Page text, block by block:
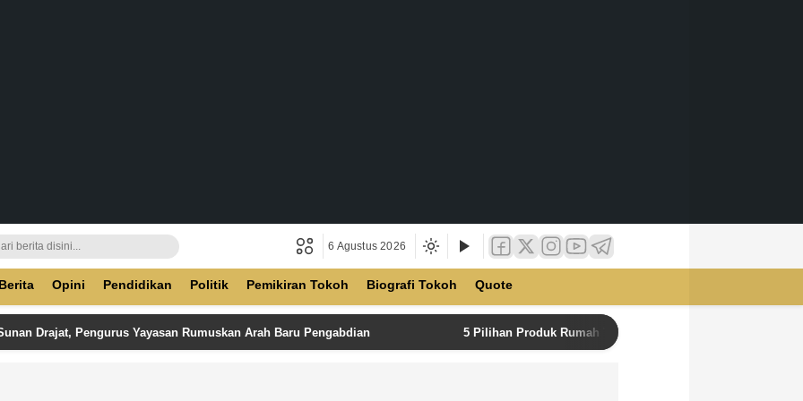
6 Agustus 2026
Berita Opini Pendidikan Politik Pemikiran Tokoh Biografi Tokoh Quote
Drajat, Pengurus Yayasan Rumuskan Arah Baru Pengabdian 5 Pilihan Produk Rumah Tangga Terbaik di Unilever Store